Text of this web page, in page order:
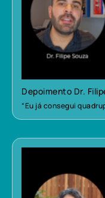
Depoimento Dr.
“Eu já consegui